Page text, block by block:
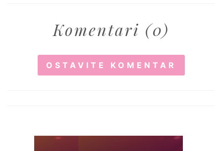
Komentari (0)
OSTAVITE KOMENTAR